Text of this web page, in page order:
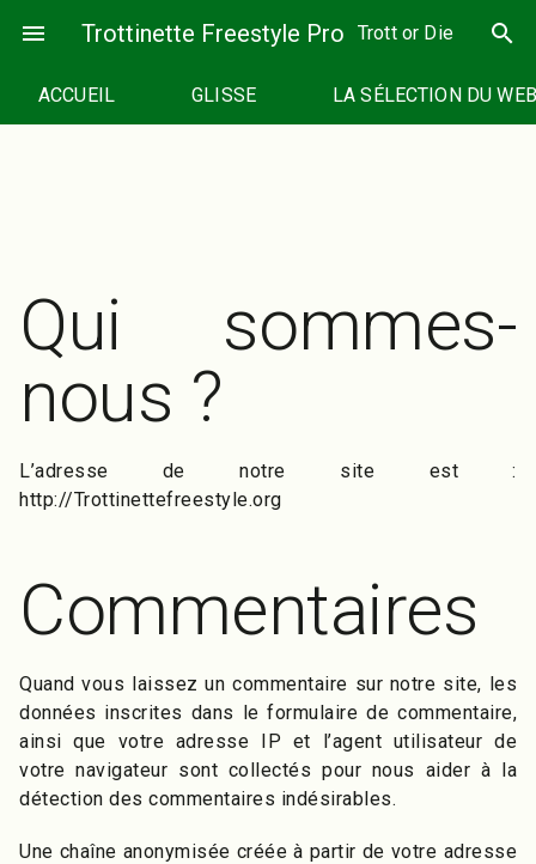
menu Trottinette Freestyle Pro Trott or Die search
ACCUEIL GLISSE LA SÉLECTION DU
Qui sommes-
nous ?
L’adresse de notre site est :
http://Trottinettefreestyle.org
Commentaires
Quand vous laissez un commentaire sur notre site, les
données inscrites dans le formulaire de commentaire,
ainsi que votre adresse IP et l’agent utilisateur de
votre navigateur sont collectés pour nous aider à la
détection des commentaires indésirables.
Une chaîne anonymisée créée à partir de votre adresse